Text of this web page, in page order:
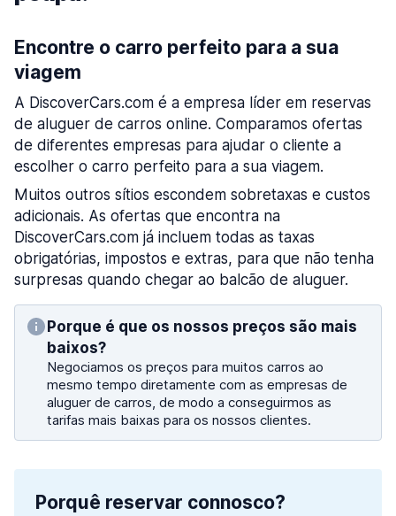
Encontre o carro perfeito para a sua
viagem
A DiscoverCars.com é a empresa líder em reservas
de aluguer de carros online. Comparamos ofertas
de diferentes empresas para ajudar o cliente a
escolher o carro perfeito para a sua viagem.
Muitos outros sítios escondem sobretaxas e custos
adicionais. As ofertas que encontra na
DiscoverCars.com já incluem todas as taxas
obrigatórias, impostos e extras, para que não tenha
surpresas quando chegar ao balcão de aluguer.
Porque é que os nossos preços são mais
baixos?
Negociamos os preços para muitos carros ao
mesmo tempo diretamente com as empresas de
aluguer de carros, de modo a conseguirmos as
tarifas mais baixas para os nossos clientes.
Porquê reservar connosco?